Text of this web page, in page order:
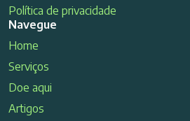
Política de privacidade
Navegue
Home
Serviços
Doe aqui
Artigos